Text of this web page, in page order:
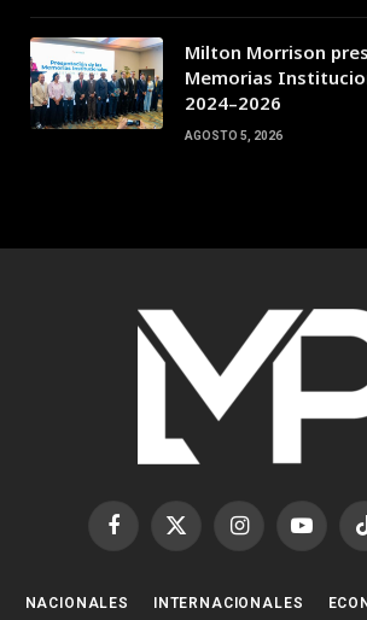
Milton Morrison
Memorias
2024–2026
AGOSTO 5, 2026
Facebook
X
InstagramYouTube
NACIONALES INTERNACIONALES